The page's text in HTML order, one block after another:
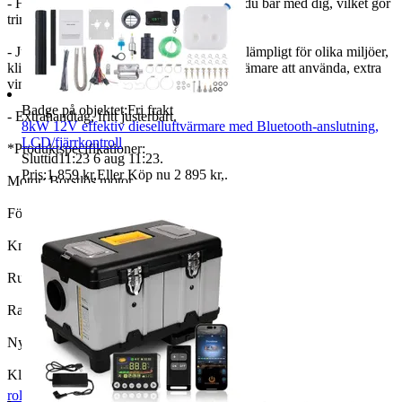
trimningen mycket enkel.
- Justering av klipphuvudet i flera vinklar, lämpligt för olika miljöer,
klippning, trimning och grönskande, bekvämare att använda, extra
vinkeljusteringsknapp är mer praktiskt.
- Extrahandtag, fritt justerbart.
*Produktspecifikationer:
Motor: Borstlös motor
Förlängningsstorlek: 108-145 cm
Kniv: 3 knivar
Rund knivdiameter: 9 tum
Rak knivdiameter: 9 tum
Nylon gräsknivdiameter: 265 mm
Klippbredd: 9 tum
roligstation
Badge på objektet:Fri frakt
8kW 12V effektiv dieselluftvärmare med Bluetooth-anslutning,
LCD/fjärrkontroll
Sluttid11:23 6 aug 11:23.
Pris:1 859 kr,Eller Köp nu 2 895 kr,.